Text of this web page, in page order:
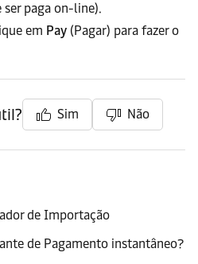
ser paga on-line).
em Pay (Pagar) para fazer o
Sim Não
de Importação
de Pagamento instantâneo?